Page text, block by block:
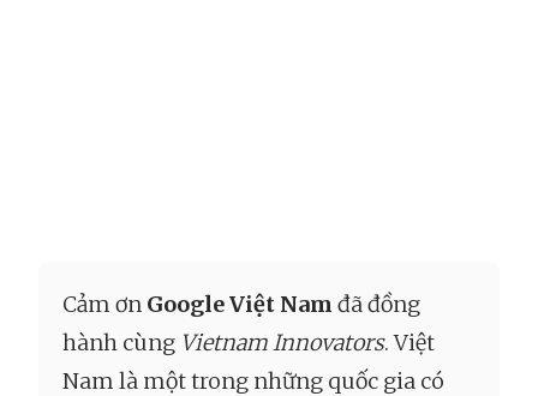
Cảm ơn Google Việt Nam đã đồng
hành cùng Vietnam Innovators. Việt
Nam là một trong những quốc gia có